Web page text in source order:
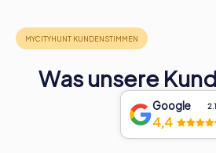
Was unsere
Google
4,4